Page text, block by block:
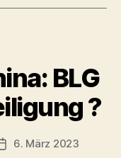
Logistik-
auszubauen
?“
BLG
?
Beitragsdatum
6. März 2023